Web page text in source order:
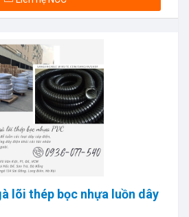
lõi thép bọc nhựa luồn dây